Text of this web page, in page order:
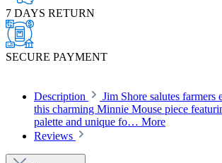
7 DAYS RETURN
SECURE PAYMENT
Description
Jim Shore salutes farmers
this charming Minnie Mouse piece
palette and unique fo… More
Reviews